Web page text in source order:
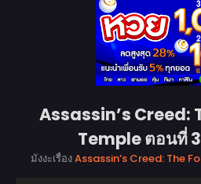
Assassin’s Creed:
Temple ตอนที่
มังงะเรื่องAssassin’s Creed: The